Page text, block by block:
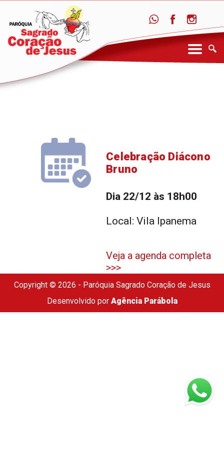
Celebração Diácono
Bruno
Dia 22/12 às 18h00
Local: Vila Ipanema
Veja a agenda completa
>>>
Copyright © 2026 - Paróquia Sagrado Coração de Jesus
Desenvolvido por Agência Parábola